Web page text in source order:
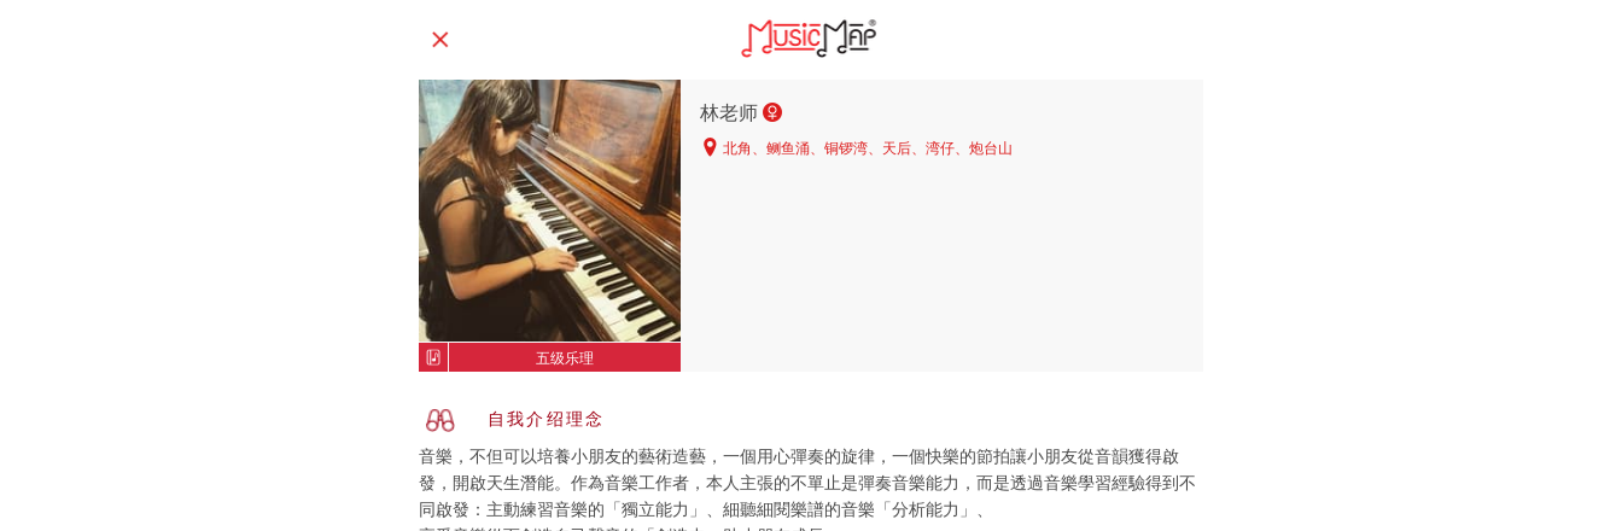
五级乐理
林老师
北角、鲗鱼涌、铜锣湾、天后、湾仔、炮台山
自我介绍理念
音樂，不但可以培養小朋友的藝術造藝，一個用心彈奏的旋律，一個快樂的節拍讓小朋友從音韻獲得啟
發，開啟天生潛能。作為音樂工作者，本人主張的不單止是彈奏音樂能力，而是透過音樂學習經驗得到不
同啟發：主動練習音樂的「獨立能力」、細聽細閱樂譜的音樂「分析能力」、